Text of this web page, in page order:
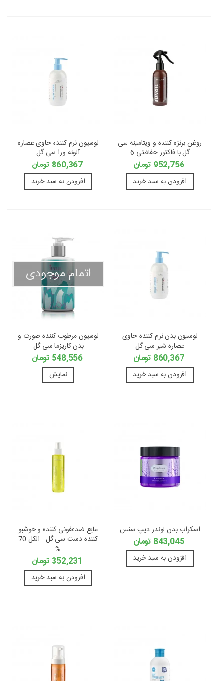
روغن برنزه کننده و ویتامینه سی
گل با فاکتور حفاظتی 6
952,756 تومان
افزودن به سبد خرید
لوسیون نرم کننده حاوی عصاره
آلوئه ورا سی گل
860,367 تومان
افزودن به سبد خرید
لوسیون بدن نرم کننده حاوی
عصاره شیر سی گل
860,367 تومان
افزودن به سبد خرید
اتمام موجودی
لوسیون مرطوب کننده صورت و
بدن کاریزما سی گل
548,556 تومان
نمایش
اسکراب بدن لوندر دیپ سنس
843,045 تومان
افزودن به سبد خرید
مایع ضدعفونی کننده و خوشبو
کننده دست سی گل - الکل 70
%
352,231 تومان
افزودن به سبد خرید